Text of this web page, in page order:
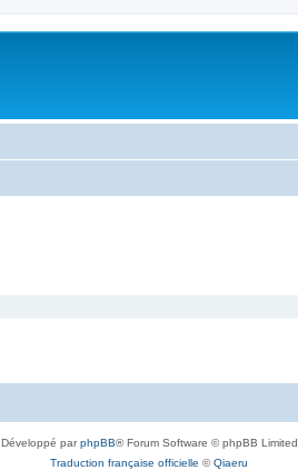
Développé parphpBB® Forum Software © phpBB Limited
Traduction française officielle ©Qiaeru